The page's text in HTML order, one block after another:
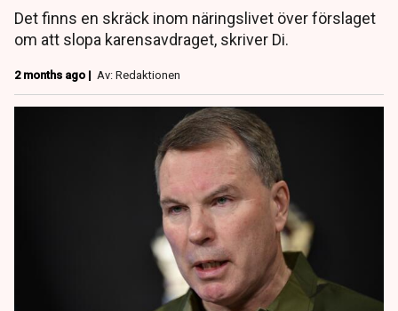
Det finns en skräck inom näringslivet över förslaget
om att slopa karensavdraget, skriver Di.
2 months ago | Av: Redaktionen